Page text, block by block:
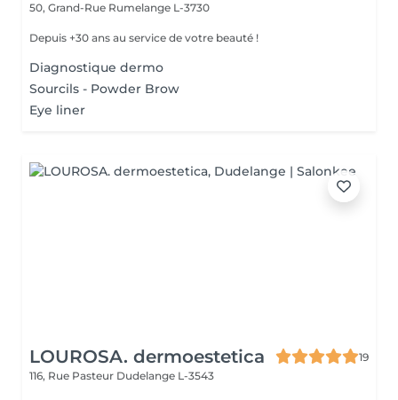
50, Grand-Rue Rumelange L-3730
Depuis +30 ans au service de votre beauté !
Diagnostique dermo
Sourcils - Powder Brow
Eye liner
LOUROSA. dermoestetica
19
116, Rue Pasteur Dudelange L-3543